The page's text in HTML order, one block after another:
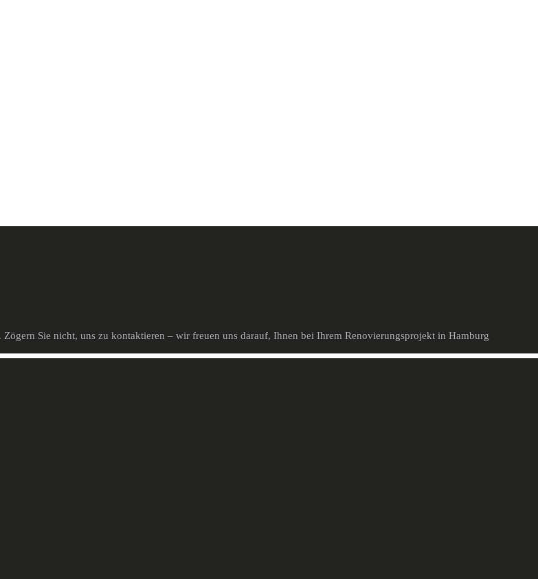
Sie nicht, uns zu kontaktieren – wir freuen uns darauf, Ihnen bei Ihrem Renovierungsprojekt in Hamburg